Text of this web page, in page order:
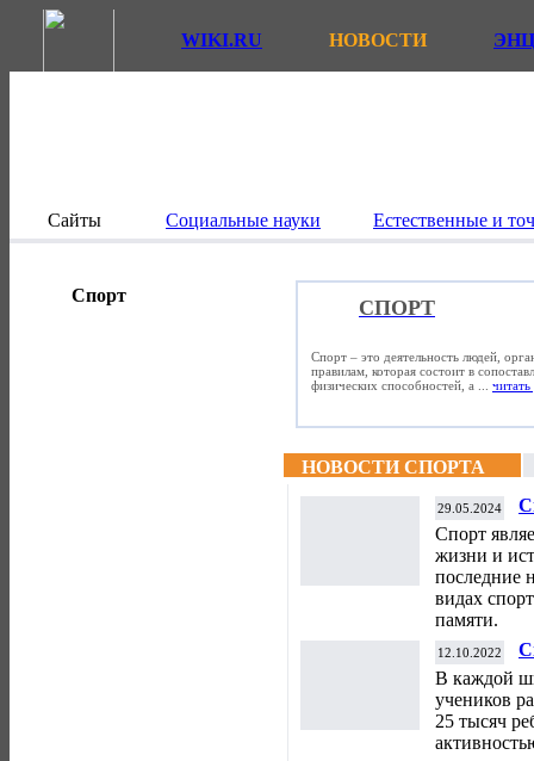
WIKI.RU НОВОСТИ
Сайты Социальные науки Естественные и
Спорт
СПОРТ
Спорт – это деятельность людей,
правилам, которая состоит в
физических способностей, а ... читать
НОВОСТИ СПОРТА
29.05.2024
Спорт
жизни и
последние
видах
памяти.
12.10.2022
В каждой
учеников
25 тысяч